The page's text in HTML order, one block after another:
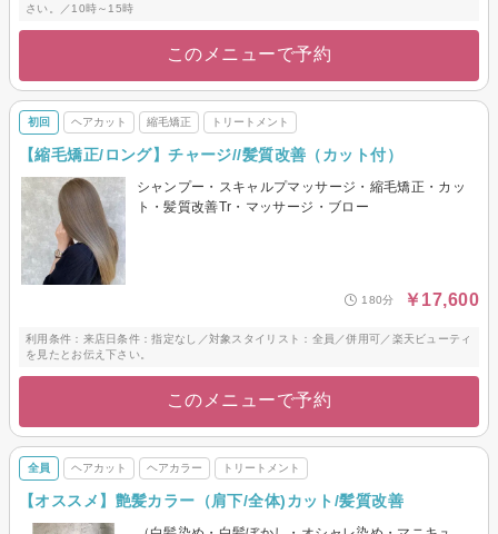
さい。／10時～15時
このメニューで予約
初回 ヘアカット 縮毛矯正 トリートメント
【縮毛矯正/ロング】チャージ//髪質改善（カット付）
シャンプー・スキャルプマッサージ・縮毛矯正・カッ
ト・髪質改善Tr・マッサージ・ブロー
180分 ￥17,600
利用条件：来店日条件：指定なし／対象スタイリスト：全員／併用可／楽天ビューティ
を見たとお伝え下さい。
このメニューで予約
全員 ヘアカット ヘアカラー トリートメント
【オススメ】艶髪カラー（肩下/全体)カット/髪質改善